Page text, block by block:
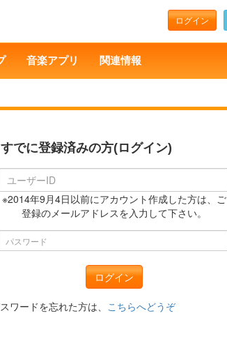
ログイン
音楽アプリ 関連情報
すでに登録済みの方(ログイン)
※2014年9月4日以前にアカウント作成した方は、ご
登録のメールアドレスを入力して下さい。
ワードを忘れた方は、 こちらへどうぞ